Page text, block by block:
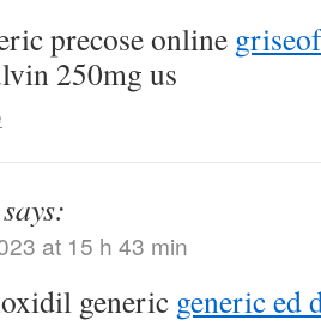
precose online
250mg us
says:
at 15 h 43 min
generic generic ed